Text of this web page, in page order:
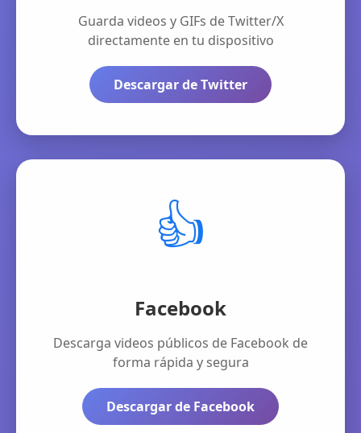
Guarda videos y GIFs de Twitter/X
directamente en tu dispositivo
Descargar de Twitter
👍
Facebook
Descarga videos públicos de Facebook de
forma rápida y segura
Descargar de Facebook